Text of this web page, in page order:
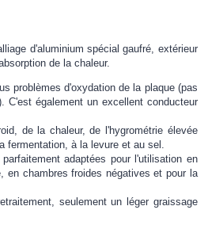
d'aluminium spécial gaufré, extérieur
de la chaleur.
problèmes d'oxydation de la plaque (pas
C'est également un excellent conducteur
de la chaleur, de l'hygrométrie élevée
fermentation, à la levure et au sel.
adaptées pour l'utilisation en
en chambres froides négatives et pour la
seulement un léger graissage